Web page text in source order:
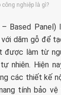
công nghiệp là gì?
Based Panel)
dăm gỗ để
được làm từ
nhiên. Hiện
các thiết kế
tính bảo vệ